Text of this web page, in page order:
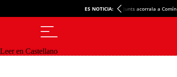
ES NOTICIA: Junts acorrala a Comín
Leer en Castellano